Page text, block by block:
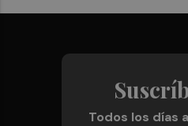
Todos los días